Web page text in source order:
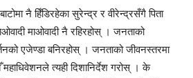
नै हिँडिरहेका सुरेन्द्र र वीरेन्द्रसँगै पिता
माओवादी नै रहिरहोस् । जनताको
एजेण्डा बनिरहोस् । जनताको जीवनस्तरमा
त्यही दिशानिर्देश गरोस् । के